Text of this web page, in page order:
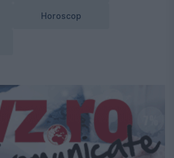
Horoscop